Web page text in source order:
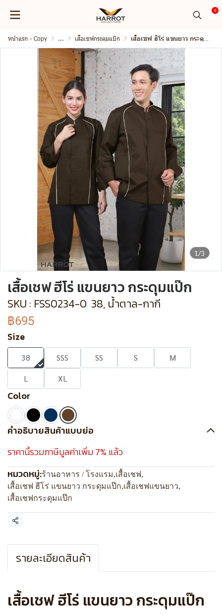
0
หน้าแรก - Copy ... เสื้อเชฟกระดุมแป๊ก เสื้อเชฟ ฮีโร่ แขนยาว กระดุมแป๊ก
1/3
เสื้อเชฟ ฮีโร่ แขนยาว กระดุมแป๊ก
SKU : FSS0234-0 38, น้ำตาล-กากี
฿695
Size
38 SSS SS S
M
L
XL
Color
คำอธิบายสินค้าแบบย่อ
ราคานี้รวมภาษีมูลค่าเพิ่ม 7% แล้ว
หมวดหมู่:ร้านอาหาร / โรงแรม,เสื้อเชฟ,
เสื้อเชฟ ฮีโร่ แขนยาว กระดุมแป๊ก,เสื้อเชฟแขนยาว,
เสื้อเชฟกระดุมแป๊ก
แชร์
รายละเอียดสินค้า
เสื้อเชฟ ฮีโร่ แขนยาว กระดุมแป๊ก